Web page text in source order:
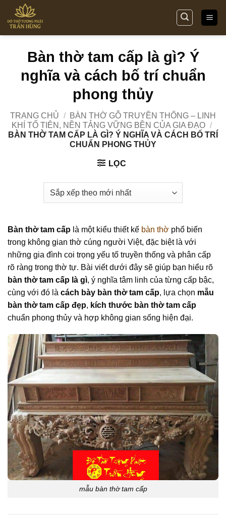
qua
nội
Bàn thờ tam cấp là gì? Ý
nghĩa và cách bố trí chuẩn
phong thủy
TRANG CHỦ /
BÀN THỜ GỖ TRUYỀN THỐNG – LINH
KHÍ TỔ TIÊN, NỀN TẢNG VỮNG BỀN CỦA GIA ĐẠO /
BÀN THỜ TAM CẤP LÀ GÌ? Ý NGHĨA VÀ CÁCH BỐ TRÍ
CHUẨN PHONG THỦY
LỌC
Bàn thờ tam cấp là một kiểu thiết kế bàn thờ phổ biến
trong không gian thờ cúng người Việt, đặc biệt là với
những gia đình coi trọng yếu tố truyền thống và phân cấp
rõ ràng trong thờ tự. Bài viết dưới đây sẽ giúp bạn hiểu rõ
bàn thờ tam cấp là gì, ý nghĩa tâm linh của từng cấp bậc,
cùng với đó là cách bày bàn thờ tam cấp, lựa chọn mẫu
bàn thờ tam cấp đẹp, kích thước bàn thờ tam cấp
chuẩn phong thủy và hợp không gian sống hiện đại.
mẫu bàn thờ tam cấp